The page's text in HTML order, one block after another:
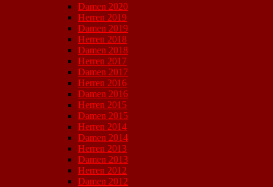
Damen 2020
Herren 2019
Damen 2019
Herren 2018
Damen 2018
Herren 2017
Damen 2017
Herren 2016
Damen 2016
Herren 2015
Damen 2015
Herren 2014
Damen 2014
Herren 2013
Damen 2013
Herren 2012
Damen 2012